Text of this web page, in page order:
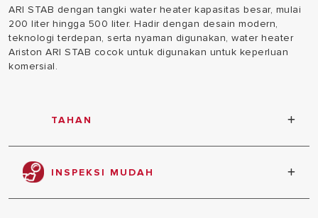
ARI STAB dengan tangki water heater kapasitas besar, mulai
200 liter hingga 500 liter. Hadir dengan desain modern,
teknologi terdepan, serta nyaman digunakan, water heater
Ariston ARI STAB cocok untuk digunakan untuk keperluan
komersial.
TAHAN
Tangki bagian dalam dilapis dengan titanium telah
lolos uji pada tekanan 12 bar
INSPEKSI MUDAH
5 baut inspection flange ekstra besar